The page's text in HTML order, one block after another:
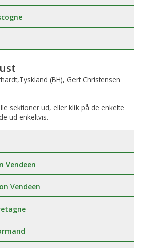
(BH), Gert Christensen
sektioner ud, eller klik på de enkelte
ud enkeltvis.
Vendeen
Vendeen